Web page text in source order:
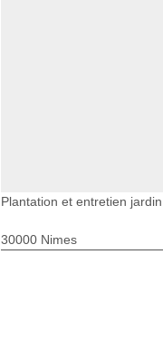
Plantation et entretien
30000 Nimes